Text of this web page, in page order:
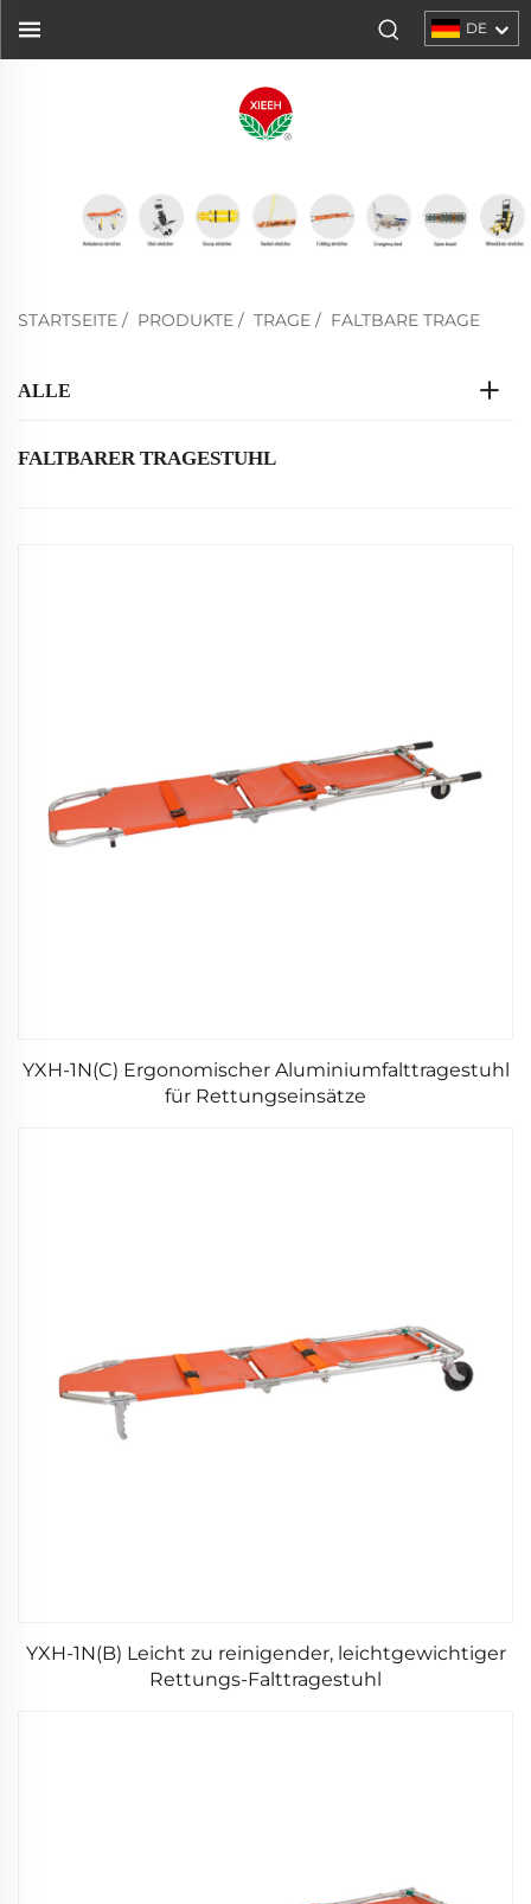
DE
STARTSEITE / PRODUKTE / TRAGE / FALTBARE TRAGE
ALLE
FALTBARER TRAGESTUHL
YXH-1N(C) Ergonomischer Aluminiumfalttragestuhl
für Rettungseinsätze
YXH-1N(B) Leicht zu reinigender, leichtgewichtiger
Rettungs-Falttragestuhl